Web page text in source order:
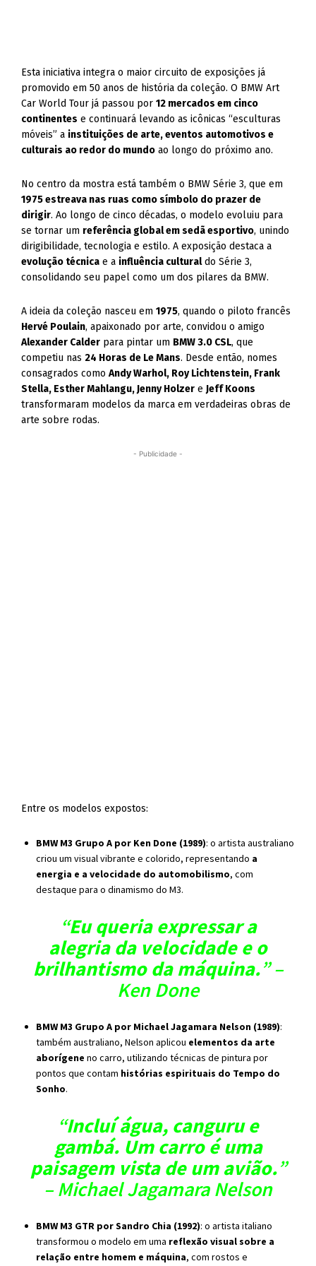
Esta iniciativa integra o maior circuito de exposições já
promovido em 50 anos de história da coleção. O BMW Art
Car World Tour já passou por12 mercados em cinco
continentes e continuará levando as icônicas “esculturas
móveis” a instituições de arte, eventos automotivos e
culturais ao redor do mundo ao longo do próximo ano.
No centro da mostra está também o BMW Série 3, que em
1975 estreava nas ruas como símbolo do prazer de
dirigir. Ao longo de cinco décadas, o modelo evoluiu para
se tornar um referência global em sedã esportivo, unindo
dirigibilidade, tecnologia e estilo. A exposição destaca a
evolução técnica e a influência culturaldo Série 3,
consolidando seu papel como um dos pilares da BMW.
A ideia da coleção nasceu em1975, quando o piloto francês
Hervé Poulain, apaixonado por arte, convidou o amigo
Alexander Calder para pintar um BMW 3.0 CSL, que
competiu nas24 Horas de Le Mans. Desde então, nomes
consagrados comoAndy Warhol, Roy Lichtenstein, Frank
Stella, Esther Mahlangu, Jenny Holzer eJeff Koons
transformaram modelos da marca em verdadeiras obras de
arte sobre rodas.
- Publicidade -
Entre os modelos expostos:
BMW M3 Grupo A por Ken Done (1989): o artista australiano
criou um visual vibrante e colorido, representando a
energia e a velocidade do automobilismo, com
destaque para o dinamismo do M3.
“Eu queria expressar a
alegria da velocidade e o
brilhantismo da máquina.” –
Ken Done
BMW M3 Grupo A por Michael Jagamara Nelson (1989):
também australiano, Nelson aplicou elementos da arte
aborígene no carro, utilizando técnicas de pintura por
pontos que contam histórias espirituais do Tempo do
Sonho.
“Incluí água, canguru e
gambá. Um carro é uma
paisagem vista de um avião.”
– Michael Jagamara Nelson
BMW M3 GTR por Sandro Chia (1992): o artista italiano
transformou o modelo em uma reflexão visual sobre a
relação entre homem e máquina, com rostos e